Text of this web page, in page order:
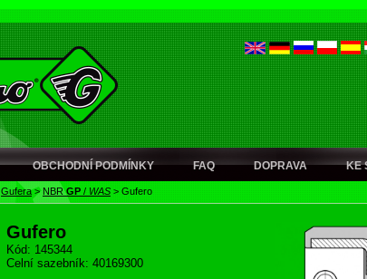
OBCHODNÍ PODMÍNKY FAQ DOPRAVA KE
Gufera> NBRGP / WAS > Gufero
Gufero
Kód: 145344
Celní sazebník: 40169300